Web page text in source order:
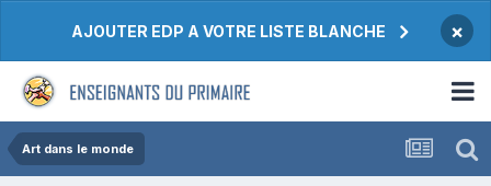
AJOUTER EDP A VOTRE LISTE BLANCHE ×
Art dans le monde